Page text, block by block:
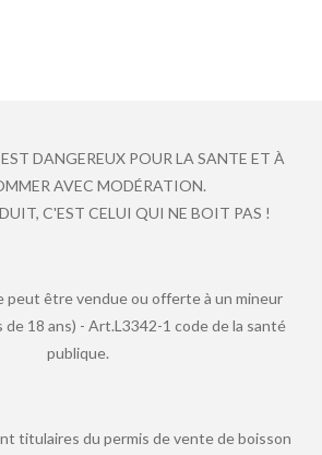
DANGEREUX POUR LA SANTE ET À
AVEC MODÉRATION.
C'EST CELUI QUI NE BOIT PAS !
peut être vendue ou offerte à un mineur
de 18 ans) - Art.L3342-1 code de la santé
publique.
titulaires du permis de vente de boisson